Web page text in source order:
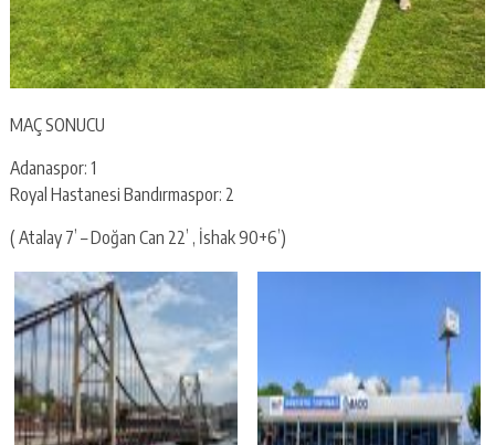
MAÇ SONUCU
Adanaspor: 1
Royal Hastanesi Bandırmaspor: 2
( Atalay 7’ – Doğan Can 22’ , İshak 90+6’)